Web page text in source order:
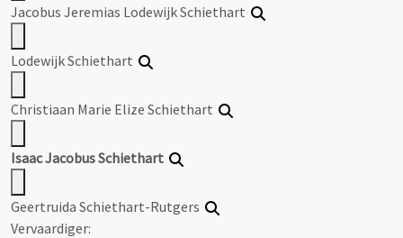
Jacobus Jeremias Lodewijk Schiethart
Lodewijk Schiethart
Christiaan Marie Elize Schiethart
Isaac Jacobus Schiethart
Geertruida Schiethart-Rutgers
Vervaardiger: